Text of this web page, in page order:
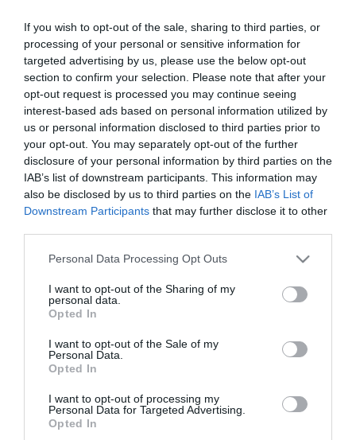
If you wish to opt-out of the sale, sharing to third parties, or
processing of your personal or sensitive information for
targeted advertising by us, please use the below opt-out
section to confirm your selection. Please note that after your
opt-out request is processed you may continue seeing
interest-based ads based on personal information utilized by
us or personal information disclosed to third parties prior to
your opt-out. You may separately opt-out of the further
disclosure of your personal information by third parties on the
IAB’s list of downstream participants. This information may
also be disclosed by us to third parties on the IAB’s List of
Downstream Participants that may further disclose it to other
Please note that this website/app uses one or more Google
not limited to your visit or usage behaviour. You may click to
grant or deny consent to Google and its third-party tags to
use your data for below specified purposes in below Google
consent section.
Personal Data Processing Opt Outs
I want to opt-out of the Sharing of my
personal data.
Opted In
I want to opt-out of the Sale of my
Personal Data.
Opted In
I want to opt-out of processing my
Personal Data for Targeted Advertising.
Opted In
20:20
Második világháborús MG-42 géppuskát emeltek ki a
Dunából - a rendőrség lefoglalta
18:19
A Miniszterelnökség felmondta a Lounge Eventtel kötött
keretszerződését
16:21 Megérkezett az eső a Duna vízgyűjtőjére
Újabb két gyanúsítottat fogtak el a 600 milliós
ingatlanmaffia ügyében
12:56
Vizes Eb - Megvan az első magyar arany, a nyíltvízi úszó
Betlehem Dávid nyerte a kieséses versenyt
top cikkek:
top fórum témák:
Tanár Úr gyere, mindjárt lesz Lillád!
AZ IGAZSÁG SOHA NEM KÉSŐ
2022.05.10 21:07
JólVanna
Porvihar